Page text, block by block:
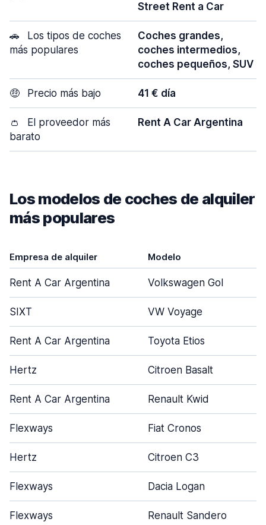
Street Rent a Car
🚗
Los tipos de coches
más populares
Coches grandes,
coches intermedios,
coches pequeños, SUV
🤑 Precio más bajo 41 € día
👛
El proveedor más
barato
Rent A Car Argentina
Los modelos de coches de alquiler
más populares
Empresa de alquiler Modelo
Rent A Car Argentina Volkswagen Gol
SIXT VW Voyage
Rent A Car Argentina Toyota Etios
Hertz Citroen Basalt
Rent A Car Argentina Renault Kwid
Flexways Fiat Cronos
Hertz Citroen C3
Flexways Dacia Logan
Flexways Renault Sandero